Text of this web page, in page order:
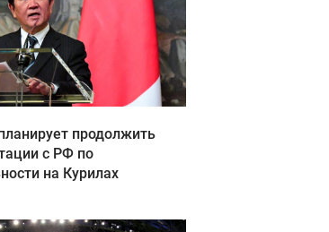
продолжить
с РФ по
на Курилах